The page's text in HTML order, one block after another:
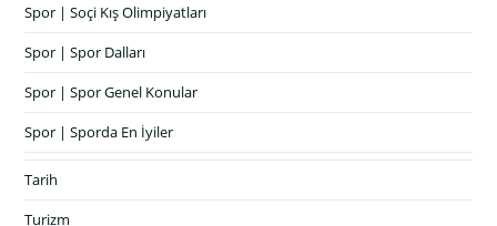
Spor | Soçi Kış Olimpiyatları
Spor | Spor Dalları
Spor | Spor Genel Konular
Spor | Sporda En İyiler
Tarih
Turizm